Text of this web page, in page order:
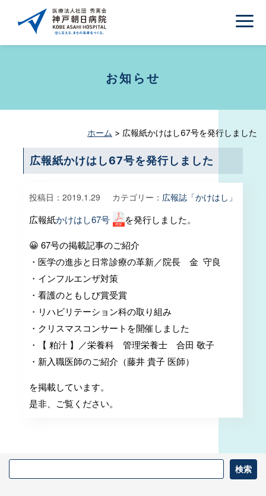
お知らせ
ホーム > 広報紙かけはし67号を発行しました
広報紙かけはし67号を発行しました
投稿日： 2019.1.29 カテゴリー： 広報誌「かけはし」
広報紙かけはし67号 を発行しました。
😀 67号の掲載記事のご紹介
・医学の進歩と日常診療の革新／院長 金 守良
・インフルエンザ対策
・看護のともしび賞受賞
・リハビリテーション科の取り組み
・クリスマスコンサートを開催しました
・【 粕汁 】／栄養科 管理栄養士 合田 敬子
・新入職医師のご紹介（藤井 貴子 医師）
を掲載しています。
是非、ご覧ください。